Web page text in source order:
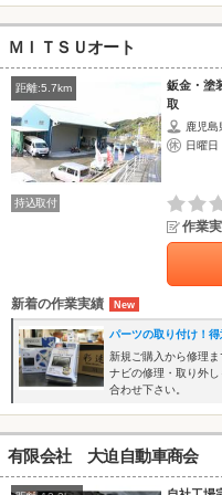
ＭＩＴＳＵオート
距離:5.7km
鈑金・塗
取
鹿児島
日曜日
持込取付
作業
新着の作業実績
パーツの取り付け！得
新規ご購入から修理
ナビの修理・取り外
合わせ下さい。
有限会社 大迫自動車商会